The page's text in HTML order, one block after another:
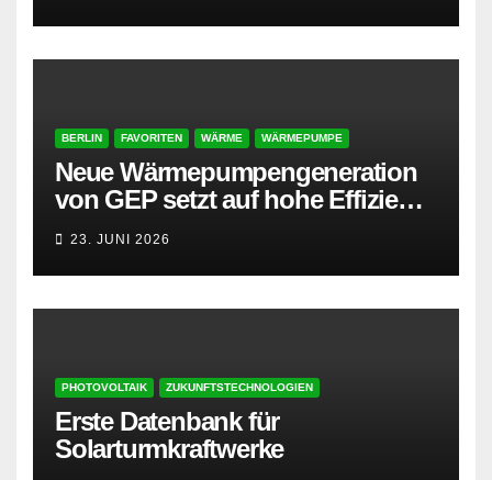
BERLIN FAVORITEN WÄRME WÄRMEPUMPE
Neue Wärmepumpengeneration
von GEP setzt auf hohe Effizienz
und besonders leisen Betrieb
23. JUNI 2026
PHOTOVOLTAIK ZUKUNFTSTECHNOLOGIEN
Erste Datenbank für
Solarturmkraftwerke